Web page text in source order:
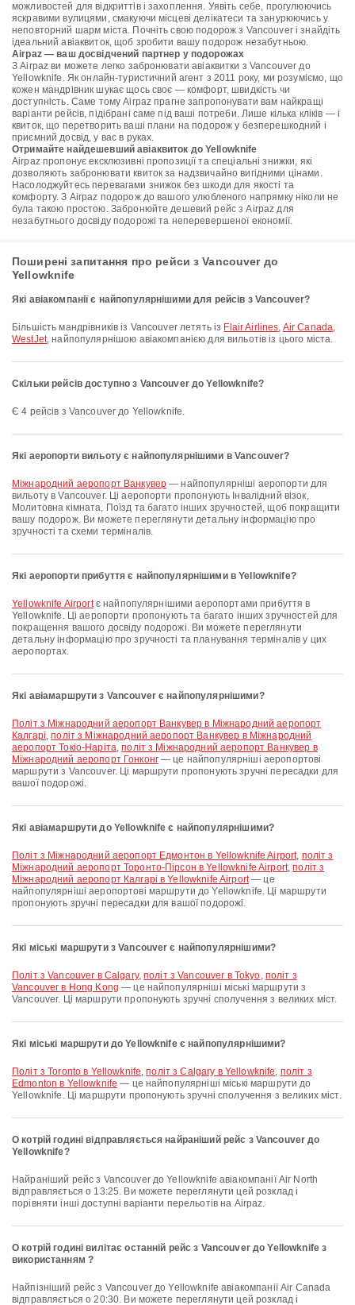
можливостей для відкриттів і захоплення. Уявіть себе, прогулюючись
яскравими вулицями, смакуючи місцеві делікатеси та занурюючись у
неповторний шарм міста. Почніть свою подорож з Vancouver і знайдіть
ідеальний авіаквиток, щоб зробити вашу подорож незабутньою.
Airpaz — ваш досвідчений партнер у подорожах
З Airpaz ви можете легко забронювати авіаквитки з Vancouver до
Yellowknife. Як онлайн-туристичний агент з 2011 року, ми розуміємо, що
кожен мандрівник шукає щось своє — комфорт, швидкість чи
доступність. Саме тому Airpaz прагне запропонувати вам найкращі
варіанти рейсів, підібрані саме під ваші потреби. Лише кілька кліків — і
квиток, що перетворить ваші плани на подорож у безперешкодний і
приємний досвід, у вас в руках.
Отримайте найдешевший авіаквиток до Yellowknife
Airpaz пропонує ексклюзивні пропозиції та спеціальні знижки, які
дозволяють забронювати квиток за надзвичайно вигідними цінами.
Насолоджуйтесь перевагами знижок без шкоди для якості та
комфорту. З Airpaz подорож до вашого улюбленого напрямку ніколи не
була такою простою. Забронюйте дешевий рейс з Airpaz для
незабутнього досвіду подорожі та неперевершеної економії.
Поширені запитання про рейси з Vancouver до
Yellowknife
Які авіакомпанії є найпопулярнішими для рейсів з Vancouver?
Більшість мандрівників із Vancouver летять із Flair Airlines, Air Canada,
WestJet, найпопулярнішою авіакомпанією для вильотів із цього міста.
Скільки рейсів доступно з Vancouver до Yellowknife?
Є 4 рейсів з Vancouver до Yellowknife.
Які аеропорти вильоту є найпопулярнішими в Vancouver?
Міжнародний аеропорт Ванкувер — найпопулярніші аеропорти для
вильоту в Vancouver. Ці аеропорти пропонують Інвалідний візок,
Молитовна кімната, Поїзд та багато інших зручностей, щоб покращити
вашу подорож. Ви можете переглянути детальну інформацію про
зручності та схеми терміналів.
Які аеропорти прибуття є найпопулярнішими в Yellowknife?
Yellowknife Airportє найпопулярнішими аеропортами прибуття в
Yellowknife. Ці аеропорти пропонують та багато інших зручностей для
покращення вашого досвіду подорожі. Ви можете переглянути
детальну інформацію про зручності та планування терміналів у цих
аеропортах.
Які авіамаршрути з Vancouver є найпопулярнішими?
політ з Міжнародний аеропорт Ванкувер в Міжнародний аеропорт
Калгарі,політ з Міжнародний аеропорт Ванкувер в Міжнародний
аеропорт Токіо-Наріта,політ з Міжнародний аеропорт Ванкувер в
Міжнародний аеропорт Гонконг— це найпопулярніші аеропортові
маршрути з Vancouver. Ці маршрути пропонують зручні пересадки для
вашої подорожі.
Які авіамаршрути до Yellowknife є найпопулярнішими?
політ з Міжнародний аеропорт Едмонтон в Yellowknife Airport, політ з
Міжнародний аеропорт Торонто-Пірсон в Yellowknife Airport,політ з
Міжнародний аеропорт Калгарі в Yellowknife Airport— це
найпопулярніші аеропортові маршрути до Yellowknife. Ці маршрути
пропонують зручні пересадки для вашої подорожі.
Які міські маршрути з Vancouver є найпопулярнішими?
політ з Vancouver в Calgary,політ з Vancouver в Tokyo, політ з
Vancouver в Hong Kong — це найпопулярніші міські маршрути з
Vancouver. Ці маршрути пропонують зручні сполучення з великих міст.
Які міські маршрути до Yellowknife є найпопулярнішими?
політ з Toronto в Yellowknife,політ з Calgary в Yellowknife, політ з
Edmonton в Yellowknife — це найпопулярніші міські маршрути до
Yellowknife. Ці маршрути пропонують зручні сполучення з великих міст.
О котрій годині відправляється найраніший рейс з Vancouver до
Yellowknife?
Найраніший рейс з Vancouver до Yellowknife авіакомпанії Air North
відправляється о 13:25. Ви можете переглянути цей розклад і
порівняти інші доступні варіанти перельотів на Airpaz.
О котрій годині вилітає останній рейс з Vancouver до Yellowknife з
використанням ?
Найпізніший рейс з Vancouver до Yellowknife авіакомпанії Air Canada
відправляється о 20:30. Ви можете переглянути цей розклад і